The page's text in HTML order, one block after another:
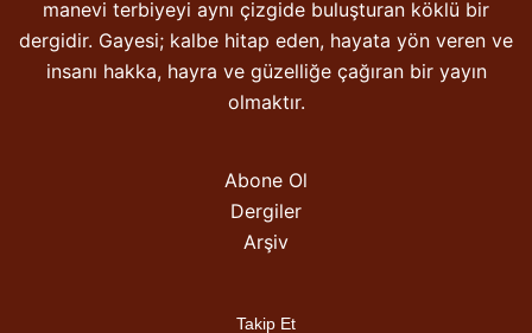
manevi terbiyeyi aynı çizgide buluşturan köklü bir
dergidir. Gayesi; kalbe hitap eden, hayata yön veren ve
insanı hakka, hayra ve güzelliğe çağıran bir yayın
olmaktır.
Abone Ol
Dergiler
Arşiv
Takip Et